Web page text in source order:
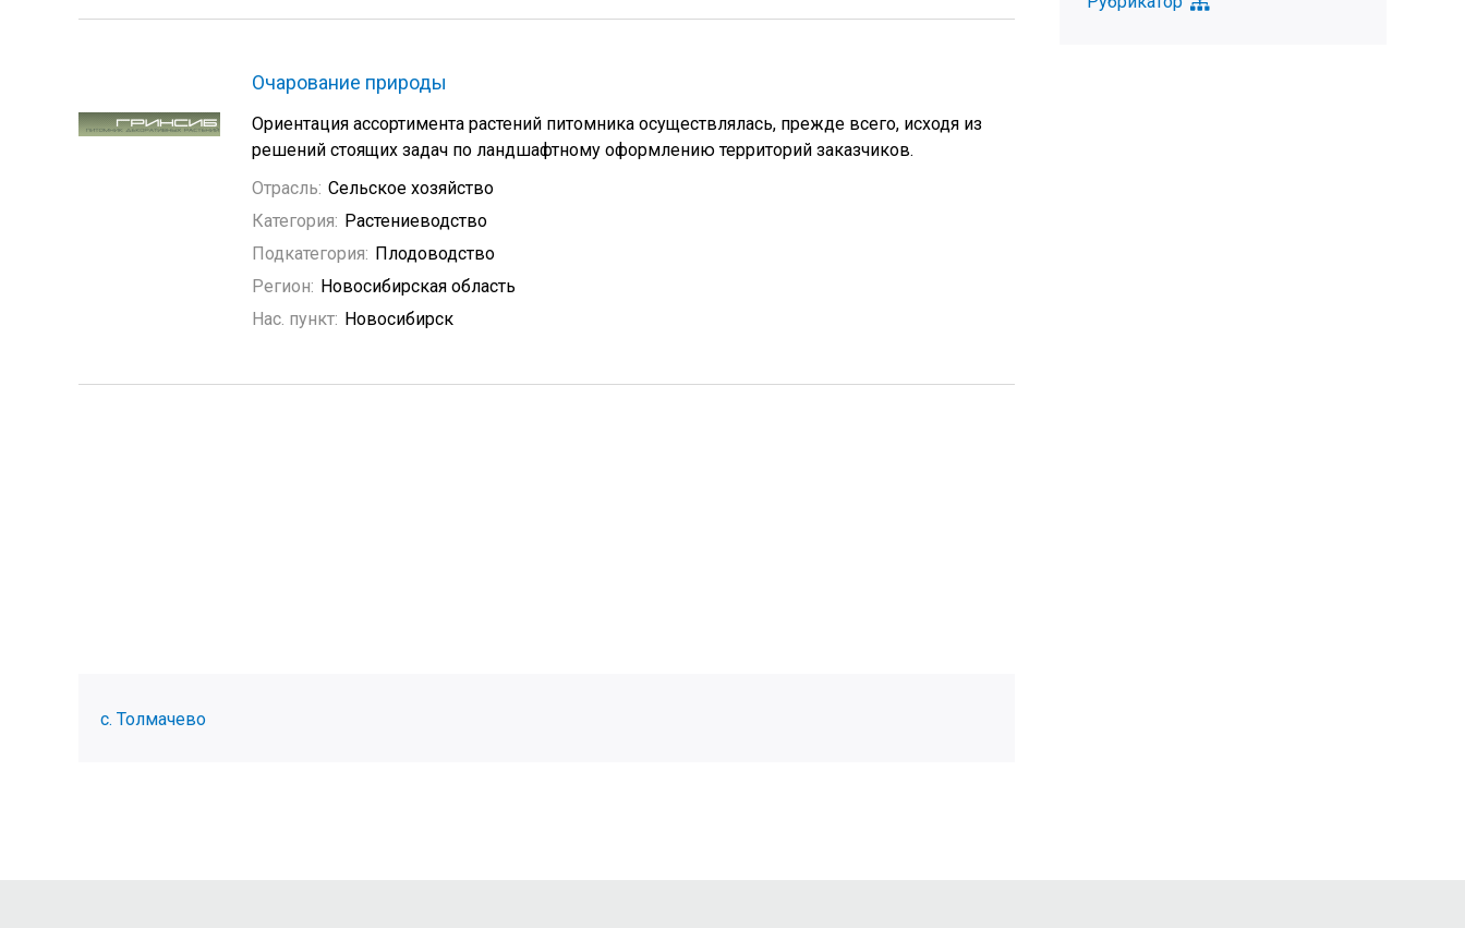
Очарование природы
Ориентация ассортимента растений питомника осуществлялась, прежде всего, исходя из
решений стоящих задач по ландшафтному оформлению территорий заказчиков.
Отрасль: Сельское хозяйство
Категория: Растениеводство
Подкатегория: Плодоводство
Регион: Новосибирская область
Нас. пункт: Новосибирск
с. Толмачево